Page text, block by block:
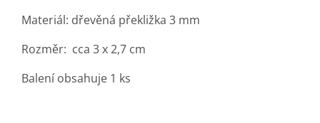
Materiál: dřevěná překližka 3 mm
Rozměr: cca 3 x 2,7 cm
Balení obsahuje 1 ks